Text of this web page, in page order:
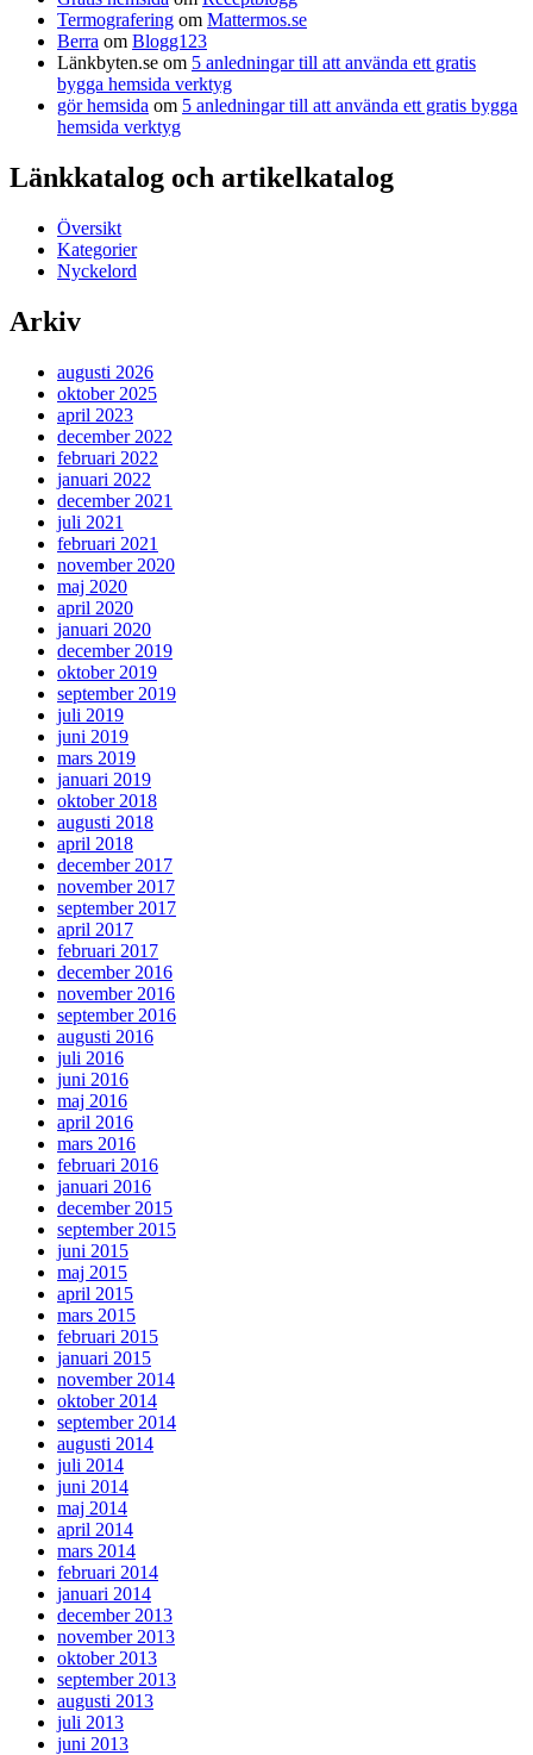
Termografering om Mattermos.se
Berra om Blogg123
Länkbyten.se om 5 anledningar till att använda ett gratis
bygga hemsida verktyg
gör hemsida om 5 anledningar till att använda ett gratis bygga
hemsida verktyg
Länkkatalog och artikelkatalog
Översikt
Kategorier
Nyckelord
Arkiv
augusti 2026
oktober 2025
april 2023
december 2022
februari 2022
januari 2022
december 2021
juli 2021
februari 2021
november 2020
maj 2020
april 2020
januari 2020
december 2019
oktober 2019
september 2019
juli 2019
juni 2019
mars 2019
januari 2019
oktober 2018
augusti 2018
april 2018
december 2017
november 2017
september 2017
april 2017
februari 2017
december 2016
november 2016
september 2016
augusti 2016
juli 2016
juni 2016
maj 2016
april 2016
mars 2016
februari 2016
januari 2016
december 2015
september 2015
juni 2015
maj 2015
april 2015
mars 2015
februari 2015
januari 2015
november 2014
oktober 2014
september 2014
augusti 2014
juli 2014
juni 2014
maj 2014
april 2014
mars 2014
februari 2014
januari 2014
december 2013
november 2013
oktober 2013
september 2013
augusti 2013
juli 2013
juni 2013